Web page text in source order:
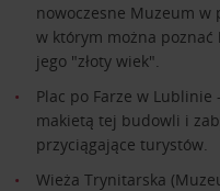
nowoczesne Muzeum w
w którym można poznać
jego "złoty wiek".
Plac po Farze w
makietą tej budowli i
przyciągające turystów.
Wieża Trynitarska